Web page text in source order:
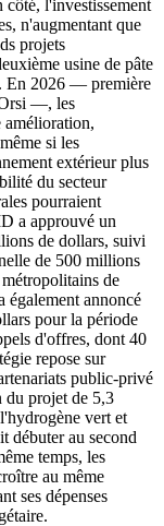
côté, l'investissement
n'augmentant que
projets
usine de pâte
En 2026 — première
Orsi —, les
amélioration,
si les
extérieur plus
du secteur
pourraient
a approuvé un
de dollars, suivi
de 500 millions
de
annoncé
pour la période
d'offres, dont 40
repose sur
public-privé
du projet de 5,3
vert et
débuter au second
temps, les
au même
ses dépenses